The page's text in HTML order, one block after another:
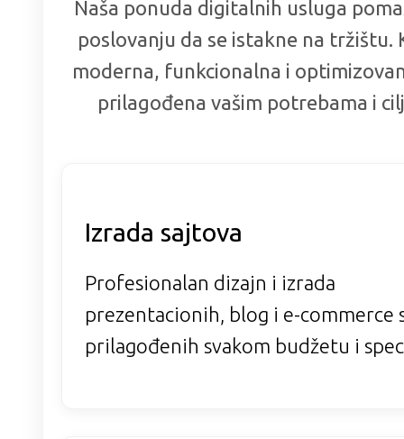
Naša ponuda digitalnih usluga
poslovanju da se istakne na tržištu.
moderna, funkcionalna i
prilagođena vašim potrebama i
Izrada sajtova
Profesionalan dizajn i izrada
prezentacionih, blog i e-commerce
prilagođenih svakom budžetu i